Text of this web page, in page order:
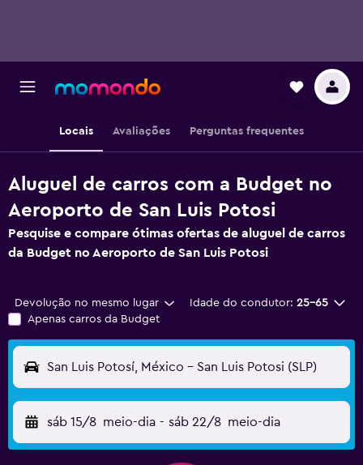
Locais Avaliações Perguntas frequentes
Aluguel de carros com a Budget no
Aeroporto de San Luis Potosi
Pesquise e compare ótimas ofertas de aluguel de carros
da Budget no Aeroporto de San Luis Potosi
Devolução no mesmo lugar Idade do condutor: 25-65
Apenas carros da Budget
San Luis Potosí, México - San Luis Potosi (SLP)
sáb 15/8 meio-dia - sáb 22/8 meio-dia